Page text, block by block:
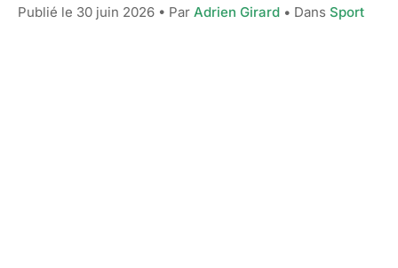
Publié le 30 juin 2026 • Par Adrien Girard • Dans Sport